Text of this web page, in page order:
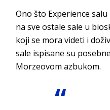
Ono što Experience
na sve ostale sale u
koji se mora videti i
sale ispisane su
Morzeovom azbukom.